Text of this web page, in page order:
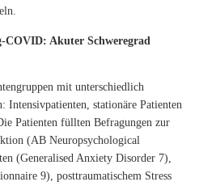
Akuter Schweregrad
mit unterschiedlich
stationäre Patienten
Patienten füllten Befragungen zur
(AB Neuropsychological
(Generalised Anxiety Disorder 7),
9), posttraumatischem Stress